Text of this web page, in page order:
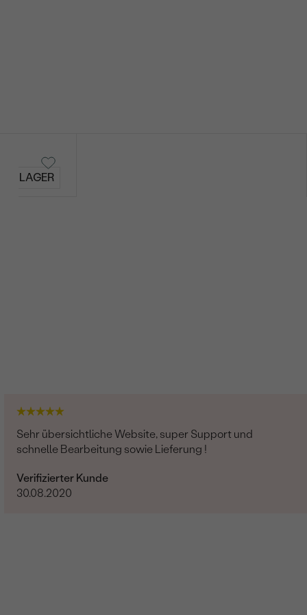
AUF LAGER
Sehr übersichtliche Website, super Support und
schnelle Bearbeitung sowie Lieferung !
Verifizierter Kunde
30.08.2020